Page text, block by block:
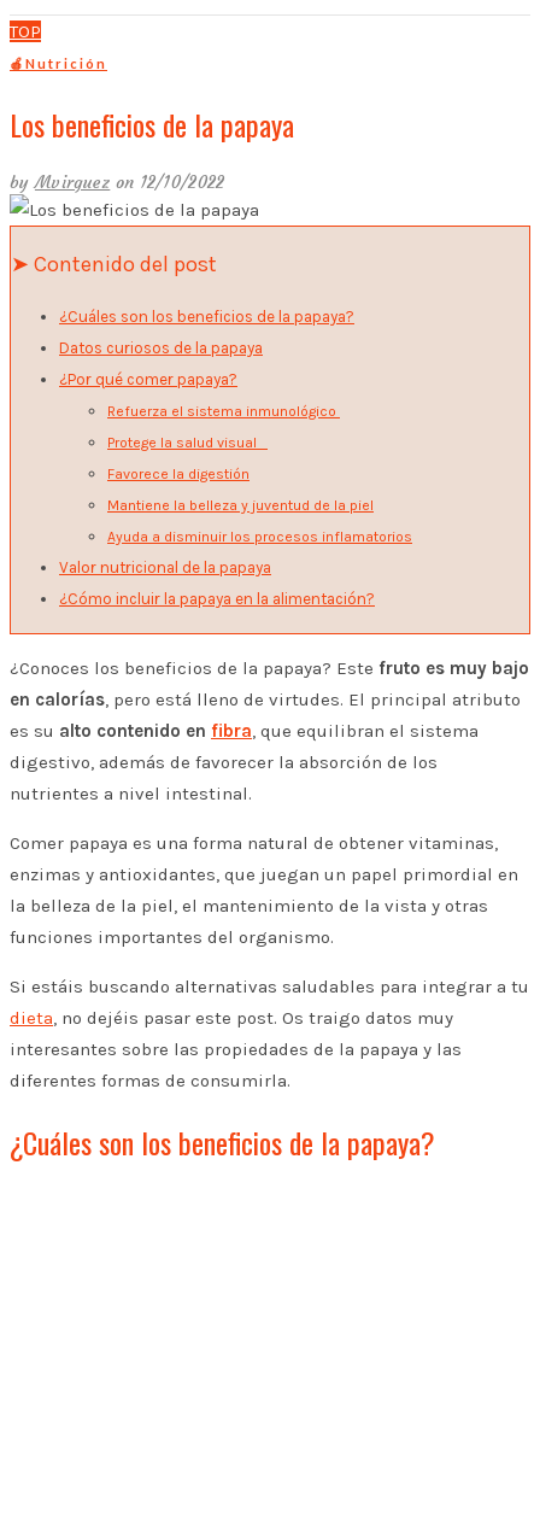
TOP
🍎Nutrición
Los beneficios de la papaya
byMvirguez on 12/10/2022
➤ Contenido del post
¿Cuáles son los beneficios de la papaya?
Datos curiosos de la papaya
¿Por qué comer papaya?
Refuerza el sistema inmunológico
Protege la salud visual
Favorece la digestión
Mantiene la belleza y juventud de la piel
Ayuda a disminuir los procesos inflamatorios
Valor nutricional de la papaya
¿Cómo incluir la papaya en la alimentación?
¿Conoces los beneficios de la papaya? Este fruto es muy bajo
en calorías, pero está lleno de virtudes. El principal atributo
es su alto contenido en fibra, que equilibran el sistema
digestivo, además de favorecer la absorción de los
nutrientes a nivel intestinal.
Comer papaya es una forma natural de obtener vitaminas,
enzimas y antioxidantes, que juegan un papel primordial en
la belleza de la piel, el mantenimiento de la vista y otras
funciones importantes del organismo.
Si estáis buscando alternativas saludables para integrar a tu
dieta, no dejéis pasar este post. Os traigo datos muy
interesantes sobre las propiedades de la papaya y las
diferentes formas de consumirla.
¿Cuáles son los beneficios de la papaya?